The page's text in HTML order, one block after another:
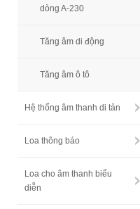
dòng A-230
Tăng âm di động
Tăng âm ô tô
Hệ thống âm thanh di tản
Loa thông báo
Loa cho âm thanh biểu
diễn